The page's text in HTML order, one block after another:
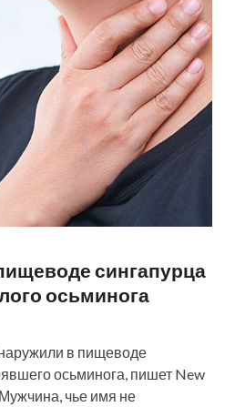
сингапурца
осьминога
в пищеводе
осьминога, пишет New
чье имя не